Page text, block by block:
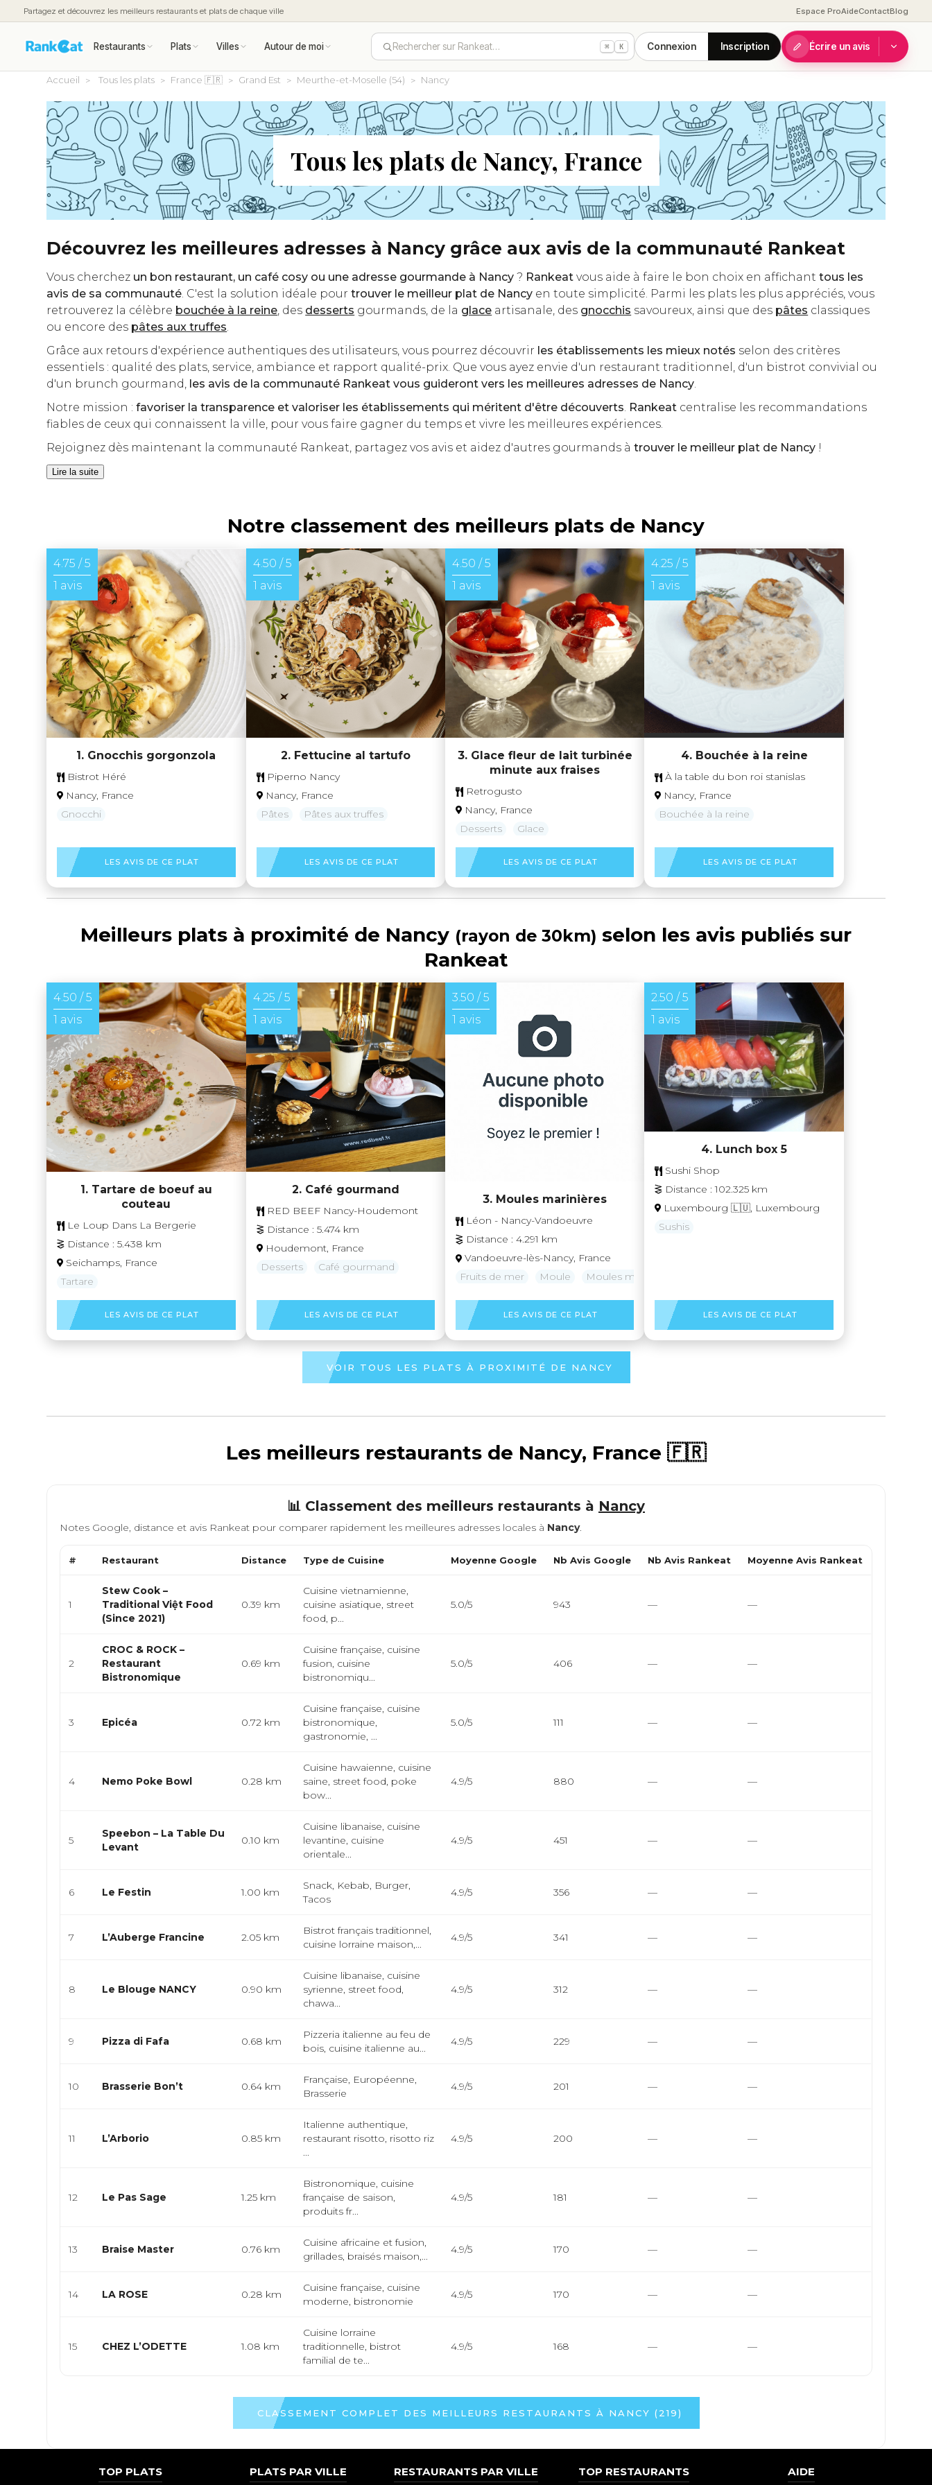
Partagez et découvrez les meilleurs restaurants et plats de chaque ville Espace ProAideContactBlog
Restaurants Plats Villes Autour de moi Rechercher sur Rankeat… ⌘ K Connexion Inscription Écrire un avis
Accueil Tous les plats France 🇫🇷 Grand Est Meurthe-et-Moselle (54) Nancy
Tous les plats de Nancy, France
Découvrez les meilleures adresses à Nancy grâce aux avis de la communauté Rankeat
Vous cherchez un bon restaurant, un café cosy ou une adresse gourmande à Nancy ? Rankeat vous aide à faire le bon choix en affichanttous les
avis de sa communauté. C'est la solution idéale pourtrouver le meilleur plat de Nancy en toute simplicité. Parmi les plats les plus appréciés, vous
retrouverez la célèbre bouchée à la reine, des desserts gourmands, de la glace artisanale, des gnocchis savoureux, ainsi que des pâtes classiques
ou encore des pâtes aux truffes.
Grâce aux retours d'expérience authentiques des utilisateurs, vous pourrez découvrir les établissements les mieux notés selon des critères
essentiels : qualité des plats, service, ambiance et rapport qualité-prix. Que vous ayez envie d'un restaurant traditionnel, d'un bistrot convivial ou
d'un brunch gourmand, les avis de la communauté Rankeat vous guideront vers les meilleures adresses de Nancy.
Notre mission :favoriser la transparence et valoriser les établissements qui méritent d'être découverts. Rankeat centralise les recommandations
fiables de ceux qui connaissent la ville, pour vous faire gagner du temps et vivre les meilleures expériences.
Rejoignez dès maintenant la communauté Rankeat, partagez vos avis et aidez d'autres gourmands àtrouver le meilleur plat de Nancy !
Lire la suite
Notre classement des meilleurs plats de Nancy
4.75 / 5
1 avis
1. Gnocchis gorgonzola
Bistrot Héré
Nancy, France
Gnocchi
LES AVIS DE CE PLAT
4.50 / 5
1 avis
2. Fettucine al tartufo
Piperno Nancy
Nancy, France
Pâtes
Pâtes aux truffes
LES AVIS DE CE PLAT
4.50 / 5
1 avis
3. Glace fleur de lait turbinée
minute aux fraises
Retrogusto
Nancy, France
Desserts
Glace
LES AVIS DE CE PLAT
4.25 / 5
1 avis
4. Bouchée à la reine
À la table du bon roi stanislas
Nancy, France
Bouchée à la reine
LES AVIS DE CE PLAT
Meilleurs plats à proximité de Nancy (rayon de 30km) selon les avis publiés sur
Rankeat
4.50 / 5
1 avis
1. Tartare de boeuf au
couteau
Le Loup Dans La Bergerie
Distance : 5.438 km
Seichamps, France
Tartare
LES AVIS DE CE PLAT
4.25 / 5
1 avis
2. Café gourmand
RED BEEF Nancy-Houdemont
Distance : 5.474 km
Houdemont, France
Desserts
Café gourmand
LES AVIS DE CE PLAT
3.50 / 5
1 avis
3. Moules marinières
Léon - Nancy-Vandoeuvre
Distance : 4.291 km
Vandoeuvre-lès-Nancy, France
Fruits de mer
Moule Moules marinières
LES AVIS DE CE PLAT
2.50 / 5
1 avis
4. Lunch box 5
Sushi Shop
Distance : 102.325 km
Luxembourg 🇱🇺, Luxembourg
Sushis
LES AVIS DE CE PLAT
VOIR TOUS LES PLATS À PROXIMITÉ DE NANCY
Les meilleurs restaurants de Nancy, France 🇫🇷
📊 Classement des meilleurs restaurants à Nancy
Notes Google, distance et avis Rankeat pour comparer rapidement les meilleures adresses locales à Nancy.
# Restaurant Distance Type de Cuisine Moyenne Google Nb Avis Google Nb Avis Rankeat Moyenne Avis Rankeat
1
Stew Cook –
Traditional Việt Food
(Since 2021)
0.39 km
Cuisine vietnamienne,
cuisine asiatique, street
food, p...
5.0/5 943 — —
2
CROC & ROCK –
Restaurant
Bistronomique
0.69 km
Cuisine française, cuisine
fusion, cuisine
bistronomiqu...
5.0/5 406 — —
3 Epicéa 0.72 km
Cuisine française, cuisine
bistronomique,
gastronomie, ...
5.0/5 111 — —
4 Nemo Poke Bowl 0.28 km
Cuisine hawaienne, cuisine
saine, street food, poke
bow...
4.9/5 880 — —
5
Speebon – La Table Du
Levant
0.10 km
Cuisine libanaise, cuisine
levantine, cuisine
orientale...
4.9/5 451 — —
6 Le Festin 1.00 km
Snack, Kebab, Burger,
Tacos
4.9/5 356 — —
7 L’Auberge Francine 2.05 km
Bistrot français traditionnel,
cuisine lorraine maison,...
4.9/5 341 — —
8 Le Blouge NANCY 0.90 km
Cuisine libanaise, cuisine
syrienne, street food,
chawa...
4.9/5 312 — —
9 Pizza di Fafa 0.68 km
Pizzeria italienne au feu de
bois, cuisine italienne au...
4.9/5 229 — —
10 Brasserie Bon’t 0.64 km
Française, Européenne,
Brasserie
4.9/5 201 — —
11 L’Arborio 0.85 km
Italienne authentique,
restaurant risotto, risotto riz
...
4.9/5 200 — —
12 Le Pas Sage 1.25 km
Bistronomique, cuisine
française de saison,
produits fr...
4.9/5 181 — —
13 Braise Master 0.76 km
Cuisine africaine et fusion,
grillades, braisés maison,...
4.9/5 170 — —
14 LA ROSE 0.28 km
Cuisine française, cuisine
moderne, bistronomie
4.9/5 170 — —
15 CHEZ L’ODETTE 1.08 km
Cuisine lorraine
traditionnelle, bistrot
familial de te...
4.9/5 168 — —
CLASSEMENT COMPLET DES MEILLEURS RESTAURANTS À NANCY (219)
TOP PLATS PLATS PAR VILLE RESTAURANTS PAR VILLE TOP RESTAURANTS AIDE